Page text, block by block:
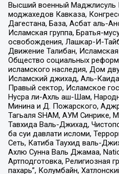
Высший военный
моджахедов Кавказа,
Дагестана, База, Асбат аль-
Исламская группа, Братья-
освобождения, Лашкар-И-
Движение Талибан, Исламская
Общество социальных
исламского наследия, Дом
Исламский джихад, Аль-
Правый сектор, Исламское
Нусра ли-Ахль аш-Шам,
Минина и Д. Пожарского,
Тагьаля SHAM, АУМ Синрике,
Тавхида Валь-Джихад,
ба суи давлати исломи,
Сеть, Катиба Таухид валь-
Ахлю Сунна Валь Джамаа,
Артподготовка, Религиозная
пахарь”, Колумбайн,